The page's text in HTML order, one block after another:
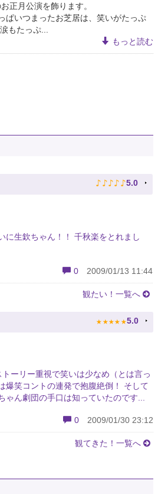
正月公演を飾ります。
ぱいつまったお芝居は、笑いがたっぷ
もたっぷ...
もっと読む
♪ ♪ ♪ ♪ ♪ 5.0
に生欽ちゃん！！ 千秋楽をとれまし
0 2009/01/13 11:44
観たい！一覧へ
★ ★ ★ ★ ★ 5.0
ーリー重視で笑いは少なめ（とは言っ
爆笑コントの連発で抱腹絶倒！ そして
ゃん劇団の手口は知っていたのです...
0 2009/01/30 23:12
観てきた！一覧へ